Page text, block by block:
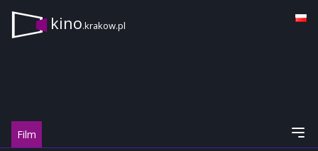
kino.krakow.pl
Film